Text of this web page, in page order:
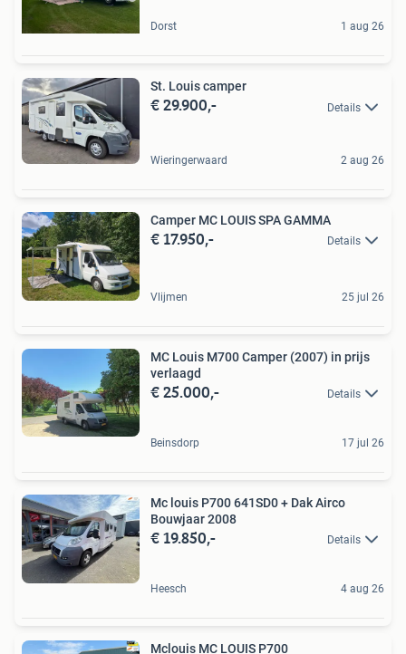
Dorst 1 aug 26
St. Louis camper
€ 29.900,- Details
Wieringerwaard 2 aug 26
Camper MC LOUIS SPA GAMMA
€ 17.950,- Details
Vlijmen 25 jul 26
MC Louis M700 Camper (2007) in prijs
verlaagd
€ 25.000,- Details
Beinsdorp 17 jul 26
Mc louis P700 641SD0 + Dak Airco
Bouwjaar 2008
€ 19.850,- Details
Heesch 4 aug 26
Mclouis MC LOUIS P700